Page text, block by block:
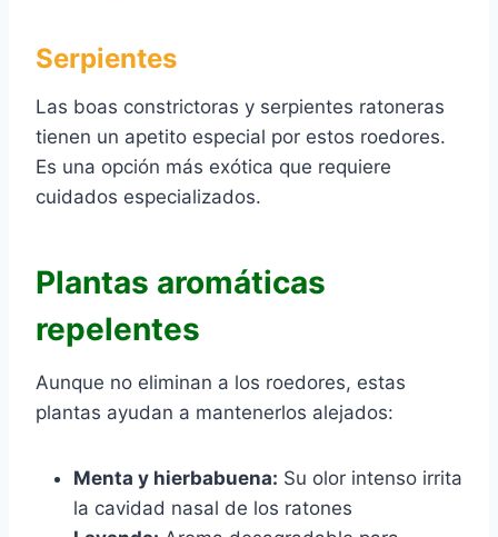
Serpientes
Las boas constrictoras y serpientes ratoneras
tienen un apetito especial por estos roedores.
Es una opción más exótica que requiere
cuidados especializados.
Plantas aromáticas
repelentes
Aunque no eliminan a los roedores, estas
plantas ayudan a mantenerlos alejados:
Menta y hierbabuena: Su olor intenso irrita
la cavidad nasal de los ratones